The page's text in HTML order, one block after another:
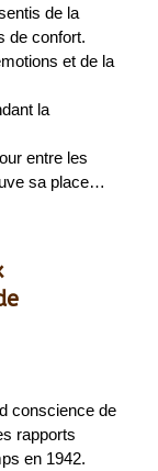
de la
de confort.
et de la
la
entre les
sa place…
conscience de
rapports
en 1942.